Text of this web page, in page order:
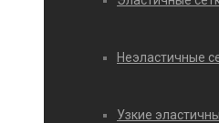
Неэластичные
Узкие